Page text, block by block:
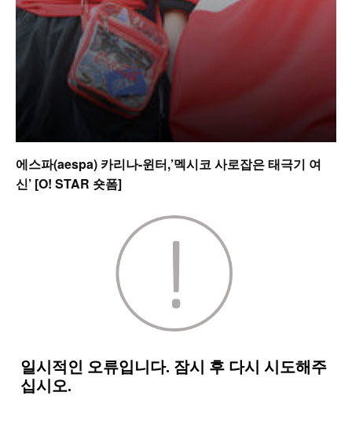
에스파(aespa) 카리나-윈터,’멕시코 사로잡은 태극기 여
신’ [O! STAR 숏폼]